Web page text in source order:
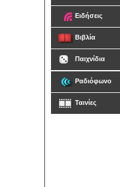
Ειδήσεις
Βιβλία
Παιχνίδια
Ραδιόφωνο
Ταινίες